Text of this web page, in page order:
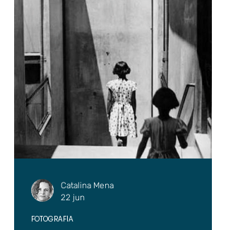
FOTOGRAFÍA
Catalina Mena
22 jun